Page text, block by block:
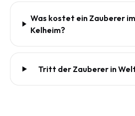
Was kostet ein Zauberer
Kelheim?
Tritt der Zauberer in